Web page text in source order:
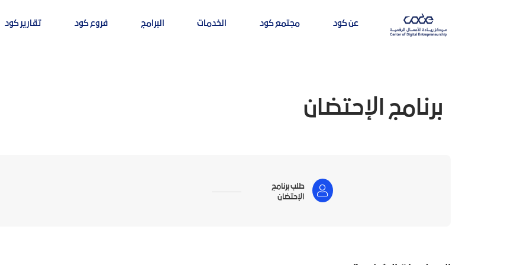
عن كود مجتمع كود الخدمات البرامج فروع كود تقارير كود
برنامج الإحتضان
طلب برنامج
الإحتضان